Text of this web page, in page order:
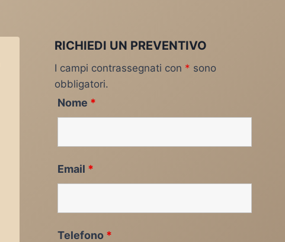
RICHIEDI UN PREVENTIVO
I campi contrassegnati con * sono
obbligatori.
Nome *
Email *
Telefono *